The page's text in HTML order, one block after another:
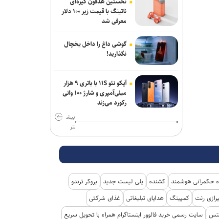
دور دوم اجرای کمدی «سندباد و فیروز» در
خانه نمایش مهرگان
ناتینگ با قیمت زیر ۱۰۰ دلار
معرفی شد
گوشی داغ را داخل یخچال
نگذارید!
آیکو نئو ۱۱S با باتری ۹ هزار
میلی‌آمپری و شارژ ۱۰۰ واتی
رکورد می‌زند
بیش
تر
حکمرانی هوشمند کشنده پلی لیست جدید
بروکر ترندو
رنت کمپینگ هدایای تبلیغاتی
غذای شرکتی
سایت رسمی خرید فالوور اینستاگرام همراه با تحویل سریع